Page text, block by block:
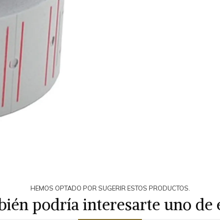
HEMOS OPTADO POR SUGERIR ESTOS PRODUCTOS.
podría interesarte uno de